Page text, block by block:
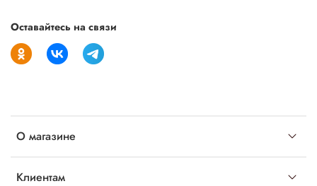
О магазине
Клиентам
Оставайтесь на связи